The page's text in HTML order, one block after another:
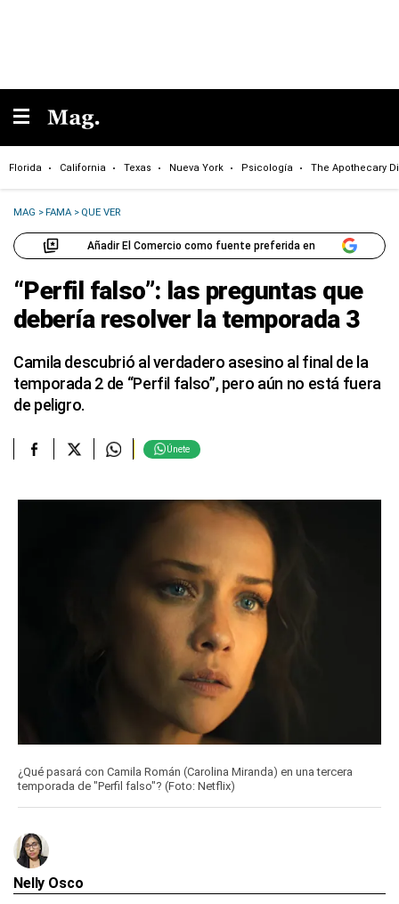
Florida California Texas Nueva York Psicología The Apothecary
MAG >FAMA > QUE VER
Añadir El Comercio como fuente preferida en
“Perfil falso”: las preguntas que
debería resolver la temporada 3
Camila descubrió al verdadero asesino al final de la
temporada 2 de “Perfil falso”, pero aún no está fuera
de peligro.
Únete
¿Qué pasará con Camila Román (Carolina Miranda) en una tercera
temporada de "Perfil falso"? (Foto: Netflix)
Nelly Osco